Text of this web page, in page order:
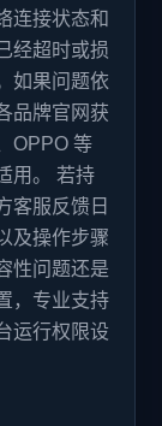
连接状态和
经超时或损
如果问题依
品牌官网获
OPPO 等
用。 若持
客服反馈日
及操作步骤
性问题还是
，专业支持
运行权限设